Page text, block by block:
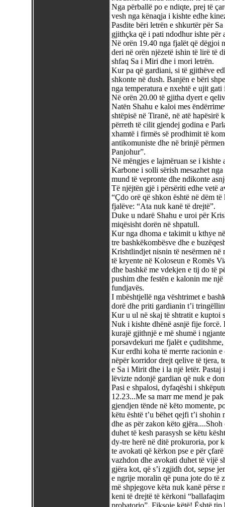
Nga përballë po e ndiqte, prej të
vesh nga kënaqja i kishte edhe
Pasdite bëri letrën e shkurtër për
gjithçka që i pati ndodhur ishte për
Në orën 19.40 nga fjalët që dëgjoi
deri në orën njëzetë ishin të lirë të
shfaq Sa i Miri dhe i mori letrën.
Kur pa që gardiani, si të gjithëve
shkonte në dush. Banjën e bëri
nga temperatura e nxehtë e ujit
Në orën 20.00 të gjitha dyert e
Natën Shahu e kaloi mes
shtëpisë në Tiranë, në atë hapësirë
përreth të cilit gjendej godina e
xhamtë i firmës së prodhimit të
antikomuniste dhe në brinjë
Panjohur”.
Në mëngjes e lajmëruan se i kishte
Karbone i solli sërish mesazhet
mund të vepronte dhe ndikonte
Të njëjtën gjë i përsëriti edhe vetë
“Çdo orë që shkon është në dëm
fjalëve: “Ata nuk kanë të drejtë”.
Duke u ndarë Shahu e uroi për
miqësisht dorën në shpatull.
Kur nga dhoma e takimit u kthye
tre bashkëkombësve dhe e
Krishtlindjet nisnin të nesërmen në
të kryente në Koloseun e Romës
dhe bashkë me vdekjen e tij do të
pushim dhe festën e kalonin me
fundjavës.
I mbështjellë nga vështrimet e
dorë dhe priti gardianin t’i
Kur u ul në skaj të shtratit e kuptoi
Nuk i kishte dhënë asnjë fije forcë.
kurajë gjithnjë e më shumë i
porsavdekuri me fjalët e
Kur erdhi koha të merrte racionin e
nëpër korridor drejt qelive të tjera,
e Sa i Mirit dhe i la një letër. Pastaj
lëvizte ndonjë gardian që nuk e
Pasi e shpalosi, dyfaqëshi i
12.23...Me sa marr me mend je
gjendjen tënde në këto momente,
këtu është t’u bëhet qejfi t’i shohin
dhe as për zakon këto
duhet të kesh parasysh se këtu
dy-tre herë në ditë prokuroria, por
te avokati që kërkon pse e për
vazhdon dhe avokati duhet të vijë
gjëra kot, që s’i zgjidh dot, sepse
e ngrije moralin që puna jote do të
më shpjegove këta nuk kanë
keni të drejtë të kërkoni
probatorio”. Fiksoje këtë! Është